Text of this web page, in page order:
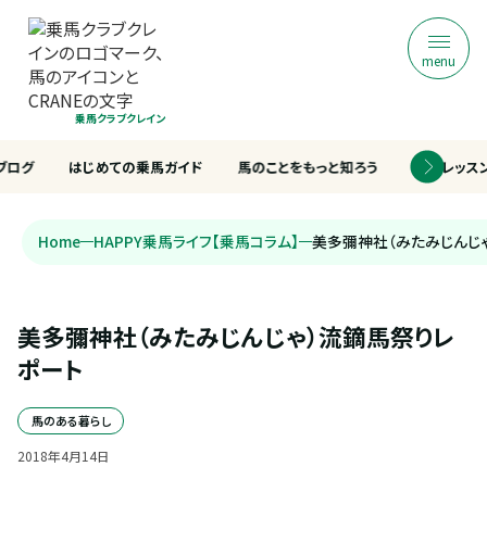
乗馬クラブクレイン
menu
はじめての乗馬ガイド 馬のことをもっと知ろう 乗馬レッス
ログ
Home HAPPY乗馬ライフ【乗馬コラム】 美多彌神社（みたみじんじ
美多彌神社（みたみじんじゃ）流鏑馬祭りレ
ポート
馬のある暮らし
2018年4月14日